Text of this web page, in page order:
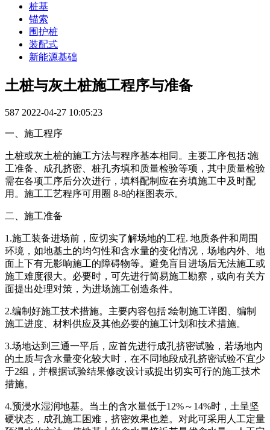
桩基
锚索
围护桩
装配式
新能源基础
土桩与灰土桩施工程序与准备
587 2022-04-27 10:05:23
一、施工程序
土桩或灰土桩的施工方法与程序基本相同。主要工序包括∶施
工准备、成孔挤密、桩孔夯填和质量检验等项，其中质量检验
需在各项工序后分次进行，填料配制应在夯填施工中及时配
用。施工工艺程序可用圈 8-8的框图表示。
二、施工准备
1.施工装备进场前，应切实了解场地的工程. 地质条件和周围
环境，如地基土的均匀性和含水量的变化情况，场地内外、地
面上下有无影响施工的障碍物等。避免盲目进场后无法施工或
施工难度很大。必要时，可先进行简易施工勘察，或向有关方
面提出处理对策，为进场施工创造条件。
2.编制好施工技术措施。主要内容包括∶绘制施工详图、编制
施工进度、材料供应及其他必要的施工计划和技术措施。
3.场地达到三通一平后，应首先进行成孔挤密试验，若场地内
的土质与含水量变化较大时，在不同地段成孔挤密试验不宜少
于2组，并根据试验结果修改设计或提出切实可行的施工技术
措施。
4.预浸水湿润地基。当土的含水量低于12%～14%时，土呈坚
硬状态，成孔施工困难，挤密效果也差。对此可采用人工定量